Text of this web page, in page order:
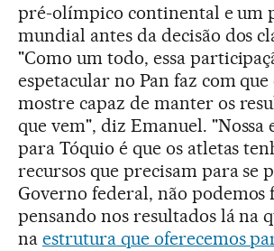
pré-olímpico continental e um
mundial antes da decisão dos
"Como um todo, essa
espetacular no Pan faz com que
mostre capaz de manter os
que vem", diz Emanuel. "Nossa
para Tóquio é que os atletas
recursos que precisam para se
Governo federal, não podemos
pensando nos resultados lá na
na estrutura que oferecemos